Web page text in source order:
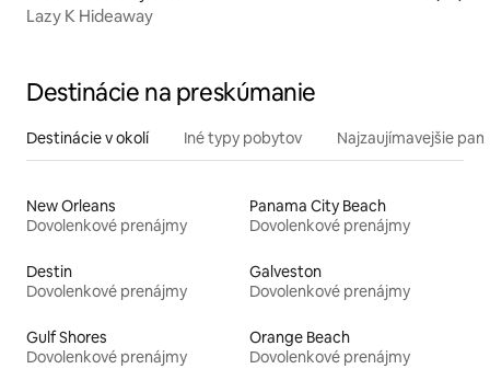
Lazy K Hideaway
Destinácie na preskúmanie
Destinácie v okolí Iné typy pobytov Najzaujímavejšie
New Orleans
Dovolenkové prenájmy
Panama City Beach
Dovolenkové prenájmy
Destin
Dovolenkové prenájmy
Galveston
Dovolenkové prenájmy
Gulf Shores
Dovolenkové prenájmy
Orange Beach
Dovolenkové prenájmy